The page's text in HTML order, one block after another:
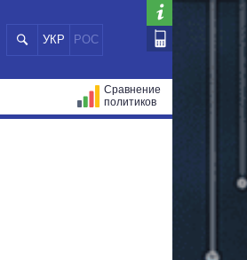
УКР РОС
Сравнение
политиков